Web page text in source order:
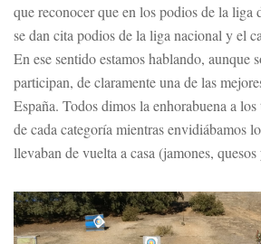
que reconocer que en los podios de la liga
se dan cita podios de la liga nacional y el
En ese sentido estamos hablando, aunque
participan, de claramente una de las
España. Todos dimos la enhorabuena a
de cada categoría mientras envidiábamos
llevaban de vuelta a casa (jamones,